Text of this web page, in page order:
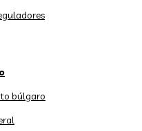
búlgaro